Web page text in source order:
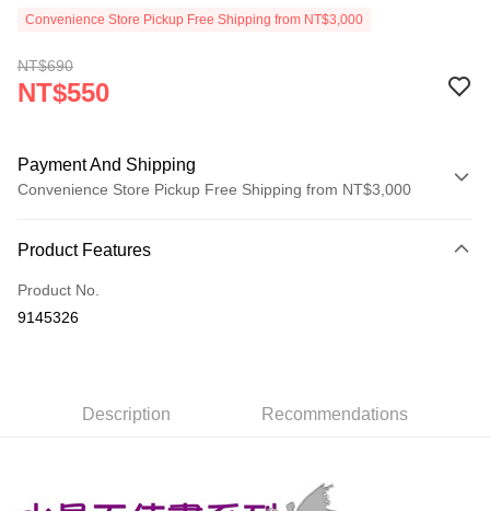
Convenience Store Pickup Free Shipping from NT$3,000
NT$690
NT$550
Payment And Shipping
Convenience Store Pickup Free Shipping from NT$3,000
Credit Card (Full Payment)
Convenience Store Pickup and Pay
ATM Transfer
Product Features
Product No.
9145326
Description Recommendations